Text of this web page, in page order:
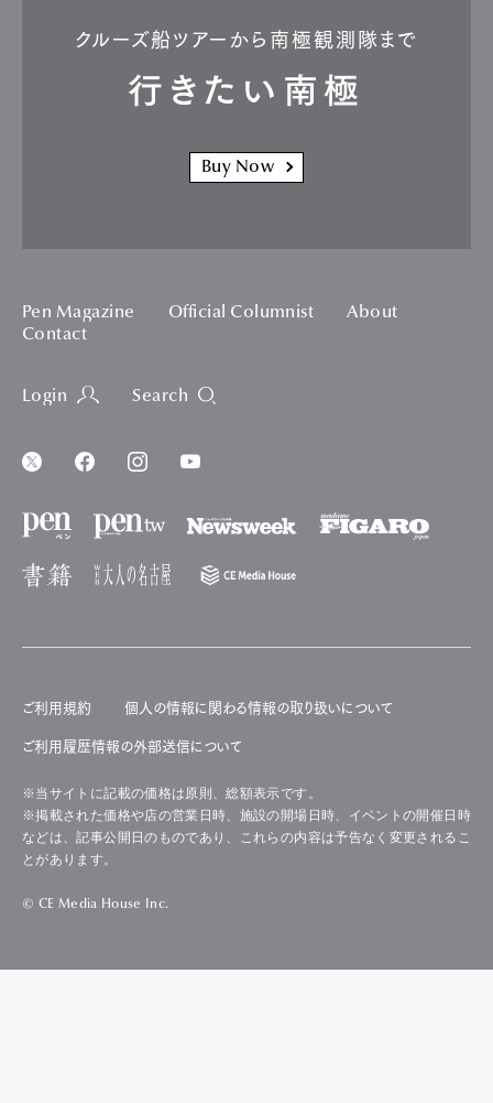
クルーズ船ツアーから南極観測隊まで
行きたい南極
Buy Now
Pen Magazine Official Columnist
About
Contact
Login Search
ご利用規約 個人の情報に関わる情報の取り扱いについて
ご利用履歴情報の外部送信について
※当サイトに記載の価格は原則、総額表示です。
※掲載された価格や店の営業日時、施設の開場日時、イベントの開催日時
などは、記事公開日のものであり、これらの内容は予告なく変更されるこ
とがあります。
© CE Media House Inc.